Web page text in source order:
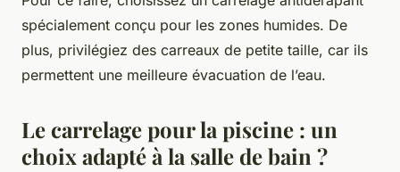
spécialement conçu pour les zones humides. De
plus, privilégiez des carreaux de petite taille, car ils
permettent une meilleure évacuation de l’eau.
Le carrelage pour la piscine : un
choix adapté à la salle de bain ?